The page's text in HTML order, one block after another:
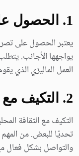
1. الحصول على تصريح العمل
يعتبر الحصول على
يواجهها الأجانب.
العمل الماليزي الذي
2. التكيف مع الثقافة المحلية
التكيف مع الثقافة
تحديًا للبعض. من المهم
والتواصل بشكل فعال